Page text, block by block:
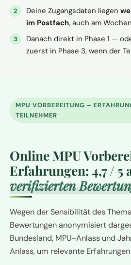
Deine Zugangsdaten liegen
im Postfach, auch am
Danach direkt in Phase 1 —
zuerst in Phase 3, wenn der
MPU VORBEREITUNG –
TEILNEHMER
Online MPU
Erfahrungen: 4,7 / 5
verifizierten
Wegen der Sensibilität des
Bewertungen anonymisiert
Bundesland, MPU-Anlass und
Anlass, um relevante Erfahrungen